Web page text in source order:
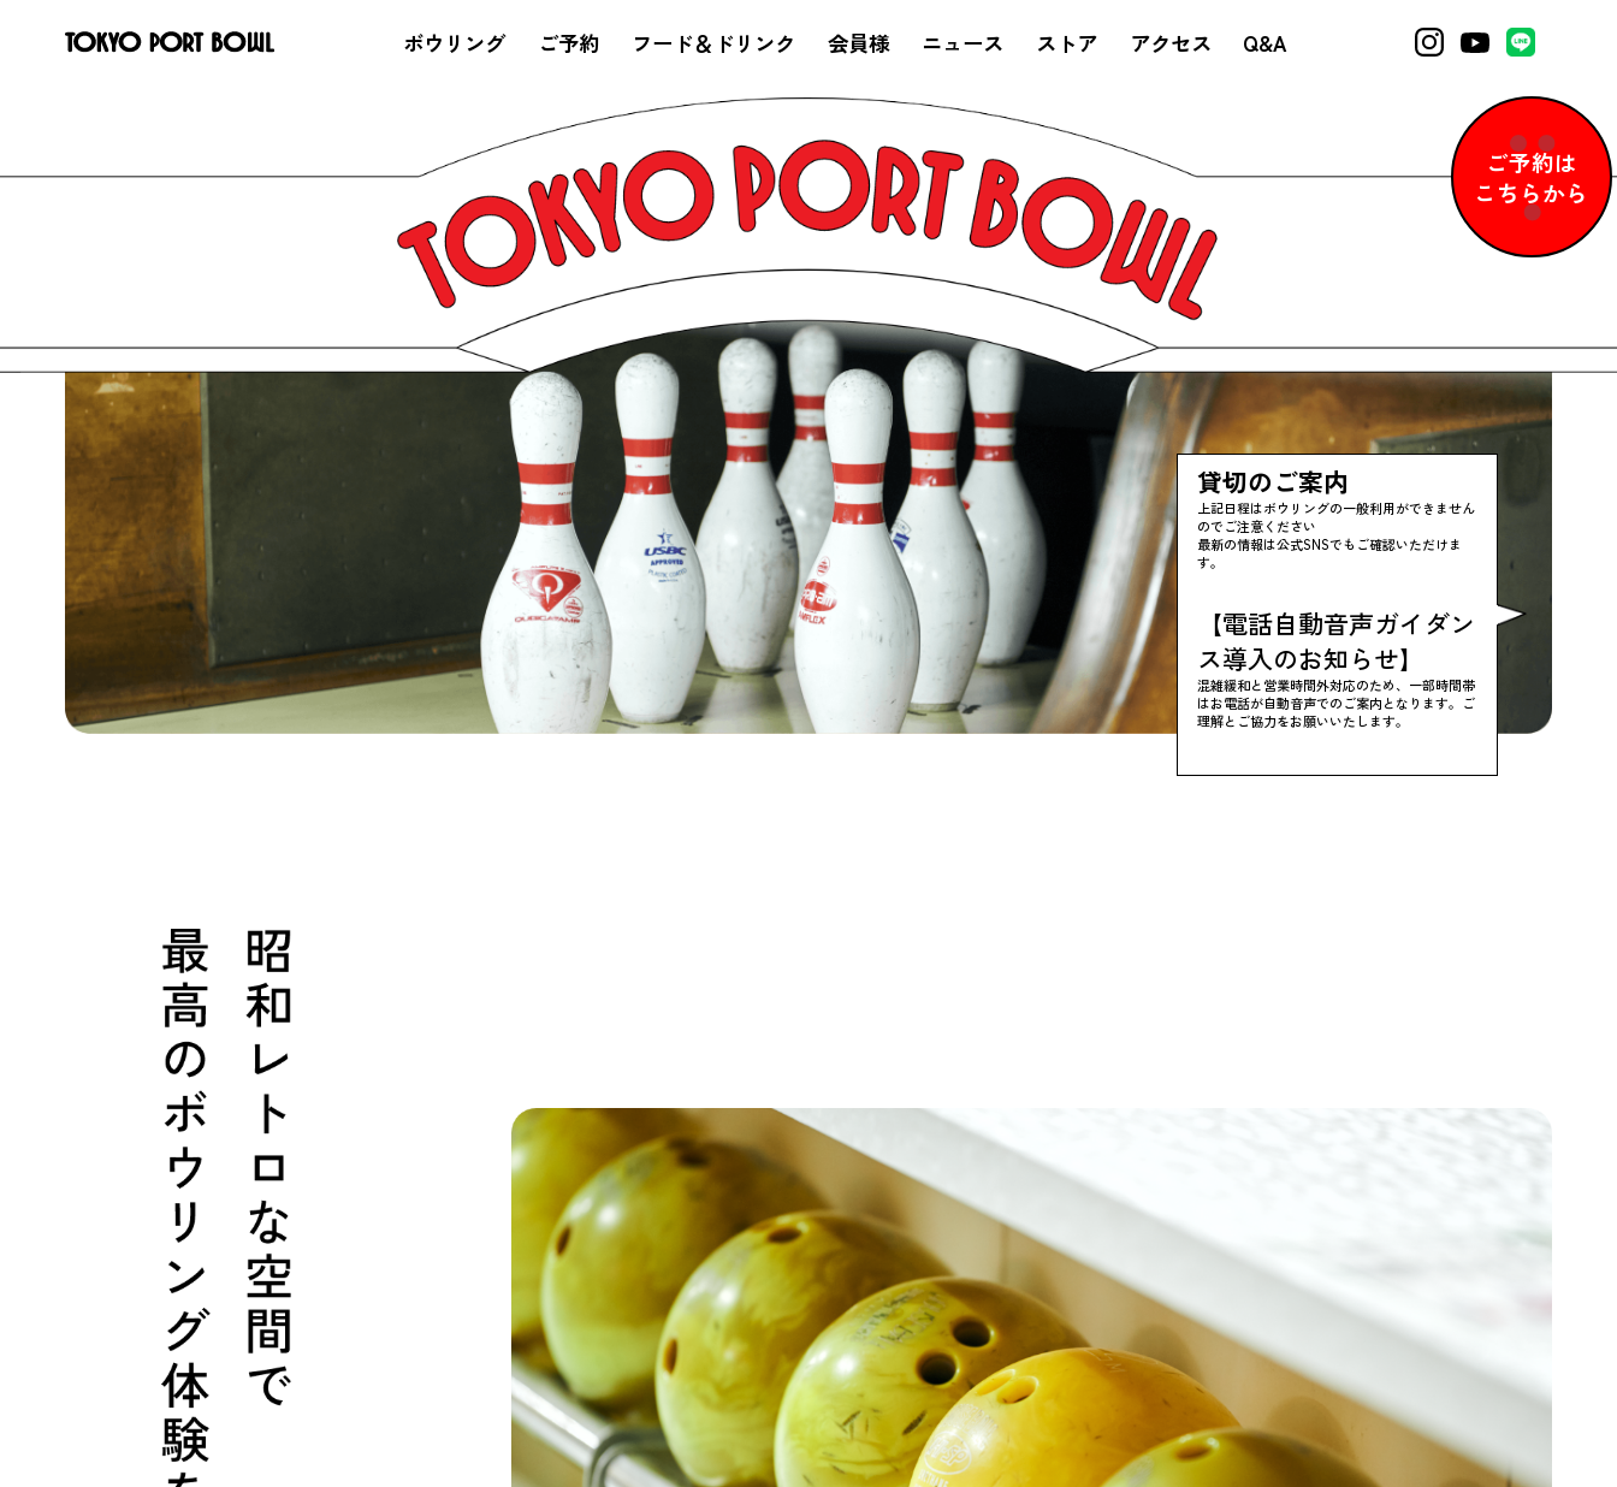
ボウリング ご予約 フード＆ドリンク 会員様 ニュース ストア アクセス Q&A
Instagram
Youtube LINE
貸切のご案内
上記日程はボウリングの一般利用ができません
のでご注意ください
最新の情報は公式SNSでもご確認いただけま
す。
【電話自動音声ガイダン
ス導入のお知らせ】
混雑緩和と営業時間外対応のため、一部時間帯
はお電話が自動音声でのご案内となります。ご
理解とご協力をお願いいたします。
ご予約は
こちらから